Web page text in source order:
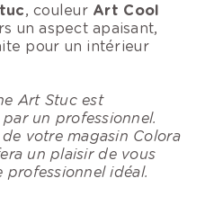
, couleur Art Cool
un aspect apaisant,
pour un intérieur
Art Stuc est
un professionnel.
votre magasin Colora
un plaisir de vous
professionnel idéal.